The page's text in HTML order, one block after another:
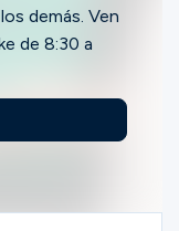
demás. Ven
de 8:30 a